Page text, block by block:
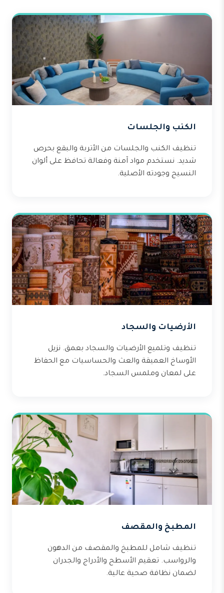
الكنب والجلسات
تنظيف الكنب والجلسات من الأتربة والبقع بحرص
شديد. نستخدم مواد آمنة وفعالة تحافظ على ألوان
النسيج وجودته الأصلية.
الأرضيات والسجاد
تنظيف وتلميع الأرضيات والسجاد بعمق. نزيل
الأوساخ العميقة والعث والحساسيات مع الحفاظ
على لمعان وملمس السجاد.
المطبخ والمقصف
تنظيف شامل للمطبخ والمقصف من الدهون
والرواسب. تعقيم الأسطح والأدراج والجدران
لضمان نظافة صحية عالية.